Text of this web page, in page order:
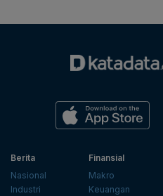
Berita
Nasional
Industri
Finansial
Makro
Keuangan